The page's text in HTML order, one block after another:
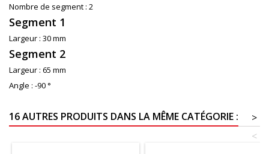
Nombre de segment : 2
Segment 1
Largeur : 30 mm
Segment 2
Largeur : 65 mm
Angle : -90 °
16 AUTRES PRODUITS DANS LA MÊME CATÉGORIE :
>
<